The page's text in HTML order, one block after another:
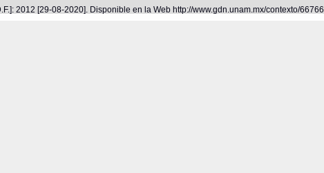
2012 [29-08-2020]. Disponible en la Web http://www.gdn.unam.mx/contexto/66766